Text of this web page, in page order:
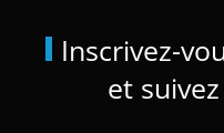
Inscrivez-
et